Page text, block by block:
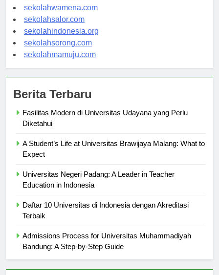
sekolahnabire.com
sekolahwamena.com
sekolahsalor.com
sekolahindonesia.org
sekolahsorong.com
Fasilitas Modern di Universitas Udayana yang Perlu
A Student’s Life at Universitas Brawijaya Malang: What to
Universitas Negeri Padang: A Leader in Teacher
Daftar 10 Universitas di Indonesia dengan Akreditasi
Admissions Process for Universitas Muhammadiyah